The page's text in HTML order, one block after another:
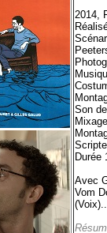
2014,
Son
Durée
Avec
Vom